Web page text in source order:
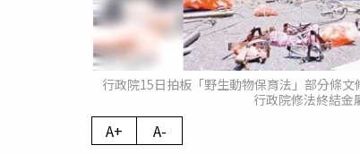
行政院15日拍板「野生動物保育法」部分條
行政院修法終結金
A+ A-